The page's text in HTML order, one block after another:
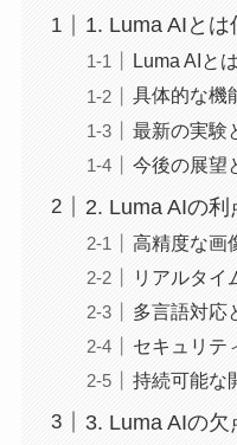
1. Luma AIとは
Luma AIと
具体的な機
最新の実験
今後の展望
2. Luma AIの利
高精度な画
リアルタイ
多言語対応
セキュリテ
持続可能な
3. Luma AIの欠